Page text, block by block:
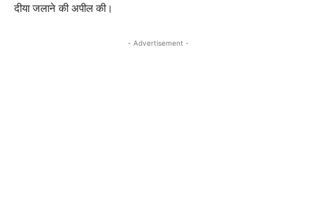
दीया जलाने की अपील की।
- Advertisement -